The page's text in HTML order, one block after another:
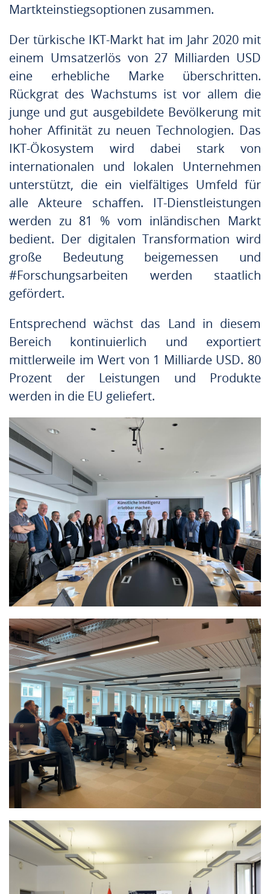
Martkteinstiegsoptionen zusammen.
Der türkische IKT-Markt hat im Jahr 2020 mit
einem Umsatzerlös von 27 Milliarden USD
eine erhebliche Marke überschritten.
Rückgrat des Wachstums ist vor allem die
junge und gut ausgebildete Bevölkerung mit
hoher Affinität zu neuen Technologien. Das
IKT-Ökosystem wird dabei stark von
internationalen und lokalen Unternehmen
unterstützt, die ein vielfältiges Umfeld für
alle Akteure schaffen. IT-Dienstleistungen
werden zu 81 % vom inländischen Markt
bedient. Der digitalen Transformation wird
große Bedeutung beigemessen und
#Forschungsarbeiten werden staatlich
gefördert.
Entsprechend wächst das Land in diesem
Bereich kontinuierlich und exportiert
mittlerweile im Wert von 1 Milliarde USD. 80
Prozent der Leistungen und Produkte
werden in die EU geliefert.